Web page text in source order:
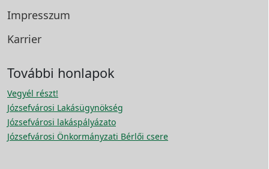
Impresszum
Karrier
További honlapok
Vegyél részt!
Józsefvárosi Lakásügynökség
Józsefvárosi lakáspályázato
Józsefvárosi Önkormányzati Bérlői csere